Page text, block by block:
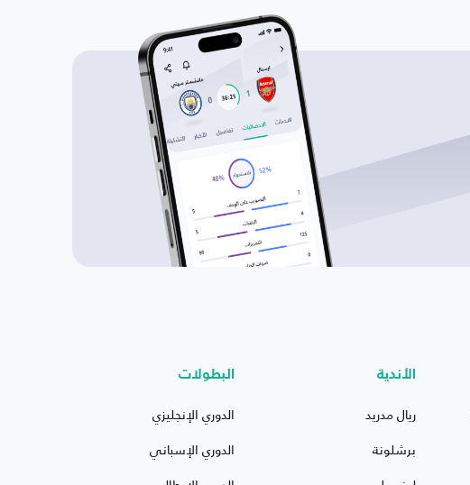
الأندية
ريال مدريد
برشلونة
البطولات
الدوري الإنجليزي
الدوري الإسباني